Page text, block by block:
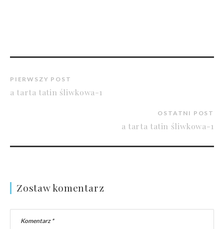
PIERWSZY POST
a tarta tatin śliwkowa-1
OSTATNI POST
a tarta tatin śliwkowa-1
Zostaw komentarz